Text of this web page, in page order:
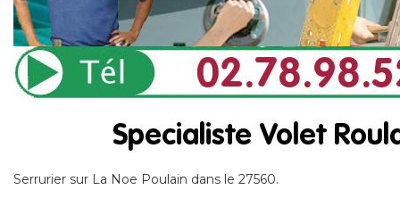
Serrurier sur La Noe Poulain dans le 27560.